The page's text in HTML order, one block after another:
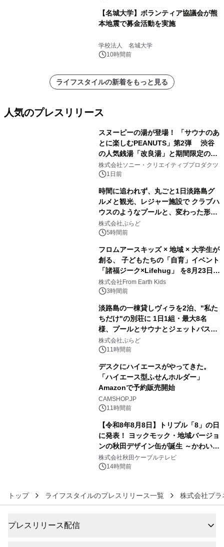
【名城大学】ボランティア協議会が熊
本地震で募金活動を実施
学校法人 名城大学
10時間前
ライフスタイルの新着をもっと見る
人気のプレスリリース
スヌーピーの湯が登場！ 「サウナのあ
とに楽しむPEANUTS」第2弾 渋谷
の人気銭湯「改良湯」と期間限定のコ
ラボレーション サウナイキタイコラ
ボグッズも発売決定！
株式会社ソニー・クリエイティブプロダクツ
1日前
時間に追われず、丸ごと1日淡路島グ
ルメと観光、レジャー施設で クラブハ
ウスのようなプールと、変わった形の
サウナも 「THE BOXY AWAJI」のお
得な素泊まり連泊プランで
株式会社ぷらど
5時間前
フロムアースキッズ × 地域 × 大学生が
創る、 子どもたちの「自育」イベント
「諸福ジーク×Lifehug」 を8月23日
(日)開催
株式会社From Earth Kids
3時間前
淡路島の一棟貸しヴィラを2泊、"私た
ちだけ"の別荘に 1日1組・最大8名
様、プールとサウナとジェットバス付
きで Villa Mon Temps AWAJIの連泊
素泊りプラン
株式会社ぷらど
11時間前
デスクにハイエースがやってきた。
「ハイエース型ふせんホルダー」
Amazonで予約販売開始
CAMSHOP.JP
11時間前
【令和8年8月8日】トリプル「8」の日
に発表！ ヨックモック・地域バージョ
ンの秋田デザイン缶が誕生 ～かわいい
秋田犬の子犬と秋田の四季と名所を巡
るパッケージ～ 9月1日(火)秋田県内で
株式会社秋田ケーブルテレビ
14時間前
トップ ライフスタイルのプレスリリース一覧 株式会社プラ
プレスリリース配信